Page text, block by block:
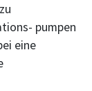
pumpen
eine